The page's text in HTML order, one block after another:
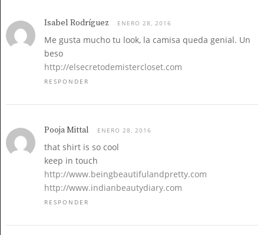
Isabel Rodríguez ENERO 28, 2016
Me gusta mucho tu look, la camisa queda genial. Un
beso
http://elsecretodemistercloset.com
RESPONDER
Pooja Mittal ENERO 28, 2016
that shirt is so cool
keep in touch
http://www.beingbeautifulandpretty.com
http://www.indianbeautydiary.com
RESPONDER